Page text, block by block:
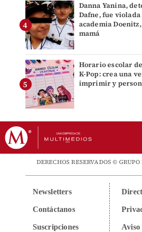
Danna Yanina,
Dafne, fue
academia
mamá
Horario escolar
K-Pop: crea una
imprimir y
DERECHOS RESERVADOS ©
Newsletters
Contáctanos
Suscripciones